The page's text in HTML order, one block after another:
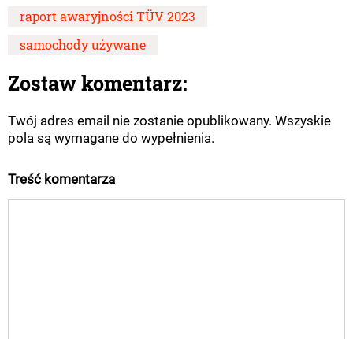
raport awaryjności TÜV 2023
samochody używane
Zostaw komentarz:
Twój adres email nie zostanie opublikowany. Wszyskie
pola są wymagane do wypełnienia.
Treść komentarza